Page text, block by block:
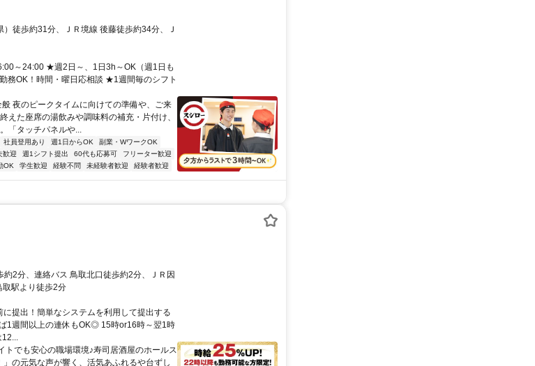
徒歩約31分、ＪＲ境線 後藤徒歩約34分、Ｊ
～24:00 ★週2日～、1日3h～OK（週1日も
OK！時間・曜日応相談 ★1週間毎のシフト
夜のピークタイムに向けての準備や、ご来
えた座席の湯飲みや調味料の補充・片付け、
「タッチパネルや...
社員登用あり 週1日からOK
副業・WワークOK
歓迎 週1シフト提出 60代も応募可
フリーター歓迎
OK 学生歓迎 経験不問 未経験者歓迎 経験者歓迎
2分、連絡バス 鳥取北口徒歩約2分、ＪＲ因
取駅より徒歩2分
提出！簡単なシステムを利用して提出する
1週間以上の連休もOK◎ 15時or16時～翌1時
トでも安心の職場環境♪寿司居酒屋のホールス
の元気な声が響く、活気あふれるや台ずし